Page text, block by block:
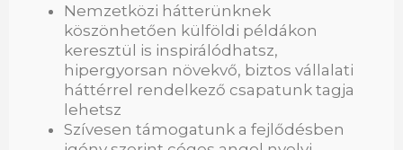
Nemzetközi hátterünknek
köszönhetően külföldi példákon
keresztül is inspirálódhatsz,
hipergyorsan növekvő, biztos vállalati
háttérrel rendelkező csapatunk tagja
lehetsz
Szívesen támogatunk a fejlődésben